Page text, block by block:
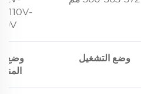
وضع التشغيل
وضع